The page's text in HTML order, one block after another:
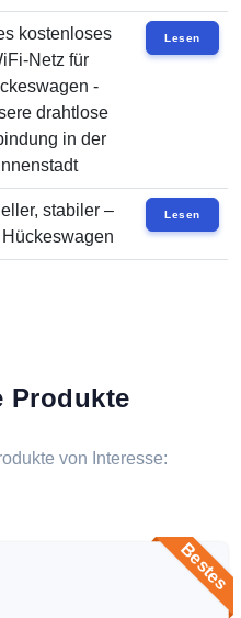
kostenloses
Netz für
-
drahtlose
in der
Innenstadt
Lesen
stabiler –
Lesen
Produkte
von Interesse:
Bestes